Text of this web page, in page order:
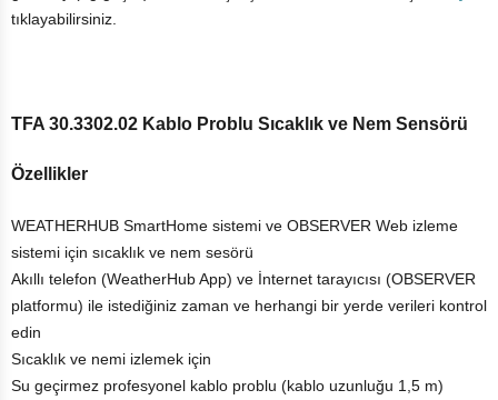
tıklayabilirsiniz.
TFA 30.3302.02 Kablo Problu Sıcaklık ve Nem Sensörü
Özellikler
WEATHERHUB SmartHome sistemi ve OBSERVER Web izleme
sistemi için sıcaklık ve nem sesörü
Akıllı telefon (WeatherHub App) ve İnternet tarayıcısı (OBSERVER
platformu) ile istediğiniz zaman ve herhangi bir yerde verileri kontrol
edin
Sıcaklık ve nemi izlemek için
Su geçirmez profesyonel kablo problu (kablo uzunluğu 1,5 m)